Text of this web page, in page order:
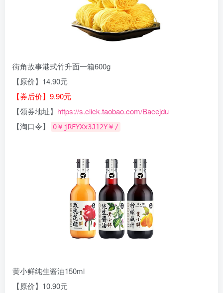
街角故事港式竹升面一箱600g
【原价】14.90元
【券后价】9.90元
【领券地址】 https://s.click.taobao.com/Bacejdu
【淘口令】
0￥jRFYXx3J12Y￥/
黄小鲜纯生酱油150ml
【原价】10.90元